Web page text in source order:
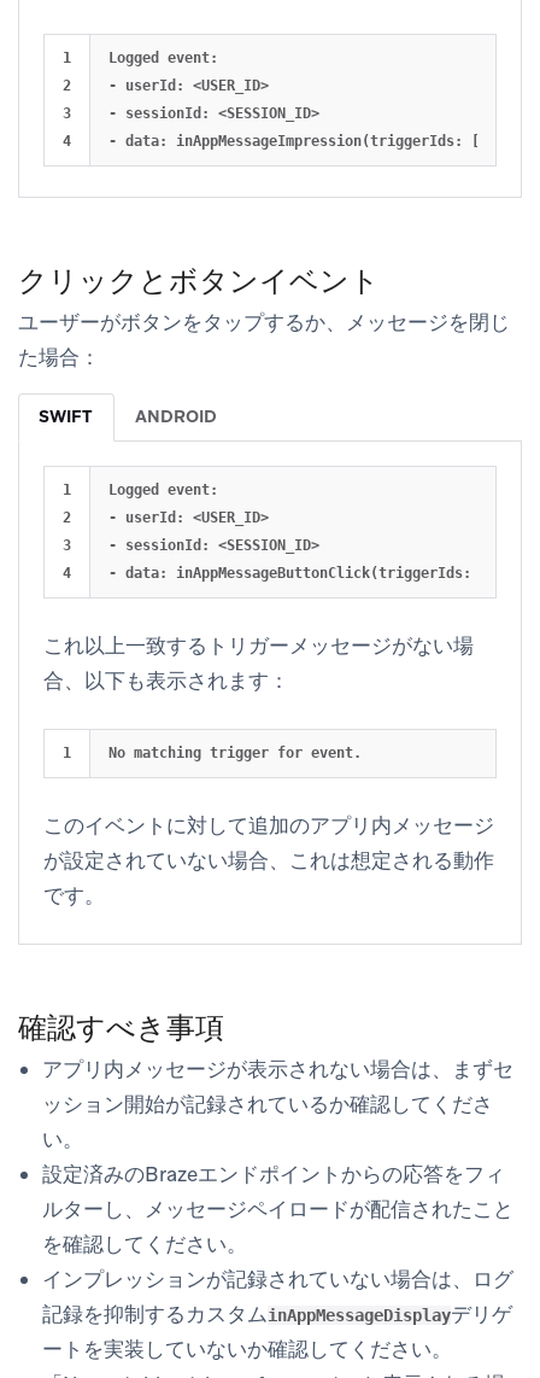
1
2
3
Logged event:
- userId: <USER_ID>
- sessionId: <SESSION_ID>
クリックとボタンイベント
ユーザーがボタンをタップするか、メッセージを閉じ
た場合：
SWIFT ANDROID
1
2
3
Logged event:
- userId: <USER_ID>
- sessionId: <SESSION_ID>
これ以上一致するトリガーメッセージがない場
合、以下も表示されます：
このイベントに対して追加のアプリ内メッセージ
が設定されていない場合、これは想定される動作
です。
確認すべき事項
アプリ内メッセージが表示されない場合は、まずセ
ッション開始が記録されているか確認してくださ
い。
設定済みのBrazeエンドポイントからの応答をフィ
ルターし、メッセージペイロードが配信されたこと
を確認してください。
インプレッションが記録されていない場合は、ログ
記録を抑制するカスタムinAppMessageDisplayデリゲ
ートを実装していないか確認してください。